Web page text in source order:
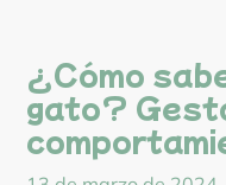
¿Cómo
gato?